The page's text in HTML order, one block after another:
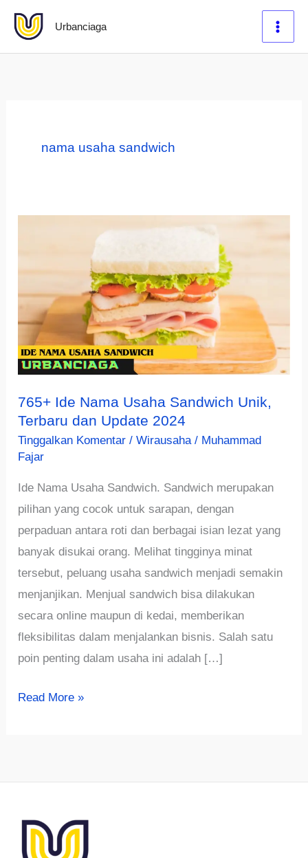
Lewati
konten
Urbanciaga
nama usaha sandwich
765+ Ide Nama Usaha Sandwich Unik,
Terbaru dan Update 2024
Tinggalkan Komentar /Wirausaha/ Muhammad
Fajar
Ide Nama Usaha Sandwich. Sandwich merupakan
pilihan yang cocok untuk sarapan, dengan
perpaduan antara roti dan berbagai isian lezat yang
banyak disukai orang. Melihat tingginya minat
tersebut, peluang usaha sandwich menjadi semakin
menjanjikan. Menjual sandwich bisa dilakukan
secara online maupun di kedai, memberikan
fleksibilitas dalam menjalankan bisnis. Salah satu
poin penting dalam usaha ini adalah […]
765+
Sandwich
Terbaru
Read More »